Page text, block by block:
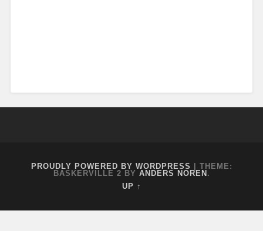
PROUDLY POWERED BY WORDPRESS
THEME:
BASKERVILLE 2 BY ANDERS NOREN .
UP ↑